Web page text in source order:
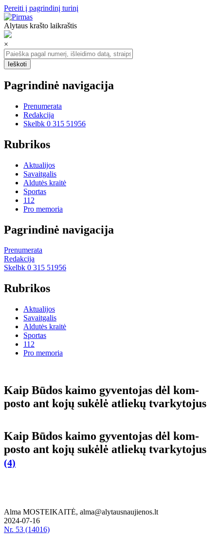
Pereiti į pagrindinį turinį
Alytaus krašto laikraštis
×
Pagrindinė navigacija
Prenumerata
Redakcija
Skelbk 0 315 51956
Rubrikos
Aktualijos
Savaitgalis
Aldutės kraitė
Sportas
112
Pro memoria
Pagrindinė navigacija
Prenumerata
Redakcija
Skelbk 0 315 51956
Rubrikos
Aktualijos
Savaitgalis
Aldutės kraitė
Sportas
112
Pro memoria
Kaip Bū­dos kai­mo gy­ven­to­jas dėl kom­
pos­to ant ko­jų su­kė­lė at­lie­kų tvar­ky­to­jus
Kaip Bū­dos kai­mo gy­ven­to­jas dėl kom­
pos­to ant ko­jų su­kė­lė at­lie­kų tvar­ky­to­jus
(4)
Alma MOSTEIKAITĖ, alma@alytausnaujienos.lt
2024-07-16
Nr. 53 (14016)